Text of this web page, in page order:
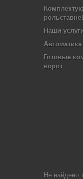
Наши
Готовые
ворот
Не найдено